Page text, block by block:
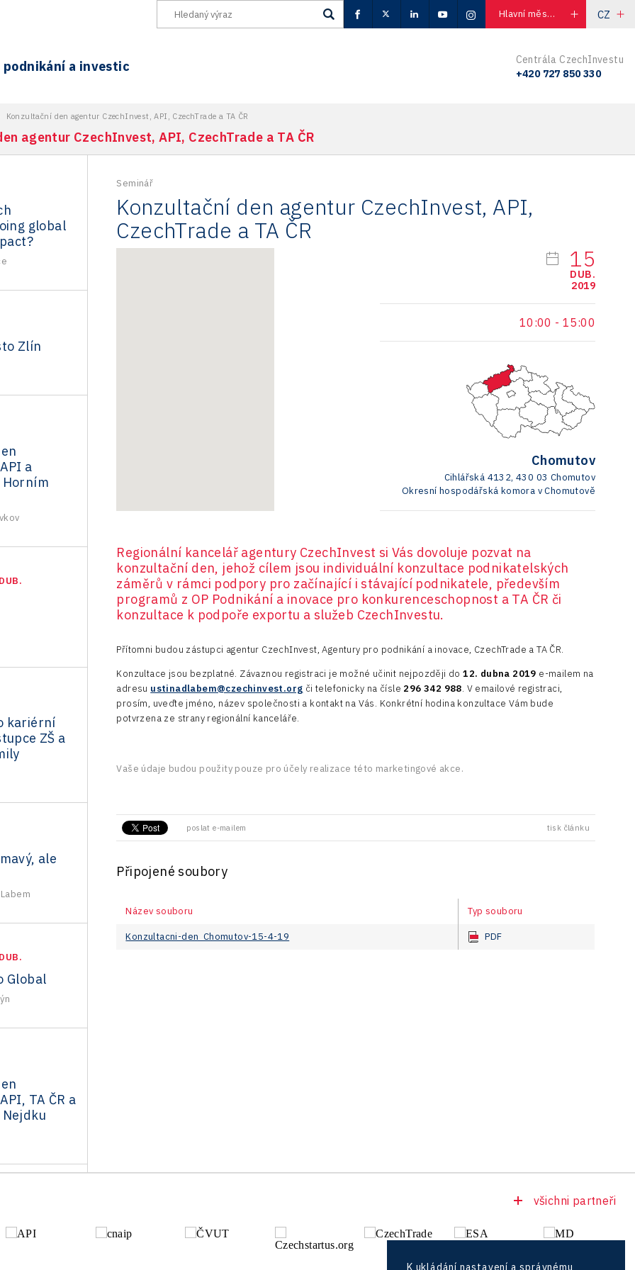
Hlavní město Praha CZ
a investic
Centrála CzechInvestu
+420 727 850 330
Konzultační den agentur CzechInvest, API, CzechTrade a TA ČR
agentur CzechInvest, API, CzechTrade a TA ČR
global
Zlín
a
Horním
DUB.
kariérní
ZŠ a
ale
DUB.
Global
TA ČR a
Nejdku
Seminář
Konzultační den agentur CzechInvest, API,
CzechTrade a TA ČR
15
DUB.
2019
10:00 - 15:00
Chomutov
Cihlářská 4132, 430 03 Chomutov
Okresní hospodářská komora v Chomutově
Regionální kancelář agentury CzechInvest si Vás dovoluje pozvat na
konzultační den, jehož cílem jsou individuální konzultace podnikatelských
záměrů v rámci podpory pro začínající i stávající podnikatele, především
programů z OP Podnikání a inovace pro konkurenceschopnost a TA ČR či
konzultace k podpoře exportu a služeb CzechInvestu.
Přítomni budou zástupci agentur CzechInvest, Agentury pro podnikání a inovace, CzechTrade a TA ČR.
Konzultace jsou bezplatné. Závaznou registraci je možné učinit nejpozději do12. dubna 2019 e-mailem na
adresu ustinadlabem@czechinvest.org či telefonicky na čísle 296 342 988. V emailové registraci,
prosím, uveďte jméno, název společnosti a kontakt na Vás. Konkrétní hodina konzultace Vám bude
potvrzena ze strany regionální kanceláře.
Vaše údaje budou použity pouze pro účely realizace této marketingové akce.
poslat e-mailem tisk článku
Připojené soubory
Název souboru Typ souboru
Konzultacni-den_Chomutov-15-4-19 PDF
všichni partneři